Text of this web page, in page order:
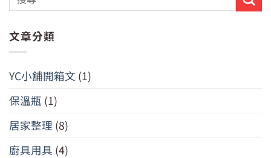
文章分類
YC小舖開箱文 (1)
保溫瓶 (1)
居家整理 (8)
廚具用具 (4)